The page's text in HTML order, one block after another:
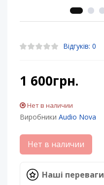
Відгуків: 0
1 600грн.
Нет в наличии
Виробники Audio Nova
Нет в наличии
Наші переваги